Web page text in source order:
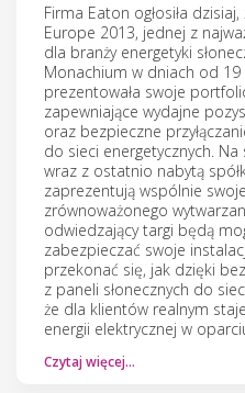
Firma Eaton ogłosiła
Europe 2013, jednej z
dla branży energetyki
Monachium w dniach od
prezentowała swoje
zapewniające wydajne
oraz bezpieczne
do sieci energetycznych.
wraz z ostatnio nabytą
zaprezentują wspólnie
zrównoważonego
odwiedzający targi będą
zabezpieczać swoje
przekonać się, jak dzięki
z paneli słonecznych do
że dla klientów realnym
energii elektrycznej w
Czytaj więcej…